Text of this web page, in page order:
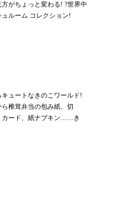
がちょっと変わる! ?世界中
ルーム コレクション!
ュートなきのこワールド!
椎茸弁当の包み紙、切
カード、紙ナプキン……き